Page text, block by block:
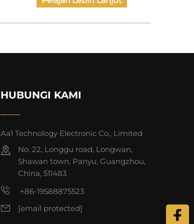
HUBUNGI KAMI
Aa1 Technology Electronic Co., Limited
No. 22, Longgu road, Longwan,
Shawan town, Panyu, Guangzhou,
China, 511483
+86-19588875523
[email protected]